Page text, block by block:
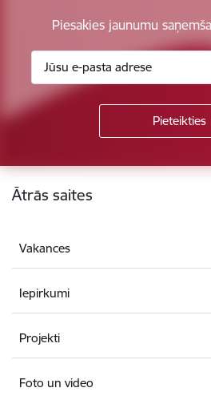
Piesakies jaunumu
Kājene
Ātrās saites
Vakances
Iepirkumi
Projekti
Foto un video